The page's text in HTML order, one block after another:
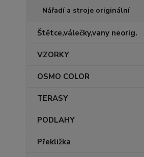
Nářadí a stroje originální
Štětce,válečky,vany neorig.
VZORKY
OSMO COLOR
TERASY
PODLAHY
Překližka